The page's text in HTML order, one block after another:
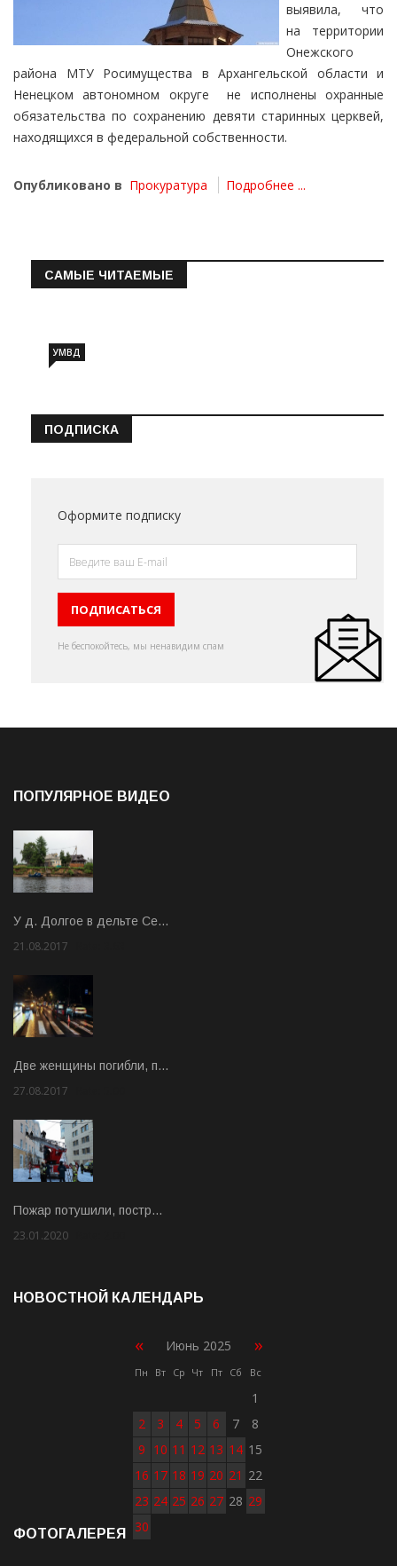
выявила, что
на территории
Онежского
района МТУ Росимущества в Архангельской области и
Ненецком автономном округе не исполнены охранные
обязательства по сохранению девяти старинных церквей,
находящихся в федеральной собственности.
Опубликовано в Прокуратура Подробнее ...
САМЫЕ ЧИТАЕМЫЕ
УМВД
ПОДПИСКА
Оформите подписку
Не беспокойтесь, мы ненавидим спам
ПОПУЛЯРНОЕ ВИДЕО
У д. Долгое в дельте Се…
21.08.2017
Две женщины погибли, п…
27.08.2017
Пожар потушили, постр…
23.01.2020
НОВОСТНОЙ КАЛЕНДАРЬ
« Июнь 2025 »
Пн Вт Ср Чт Пт Сб Вс
1
2
3 4 5 6 7
8
9 10 11 12 13 14 15
16 17 18 19 20 21 22
23 24 25 26 27 28 29
30
ФОТОГАЛЕРЕЯ